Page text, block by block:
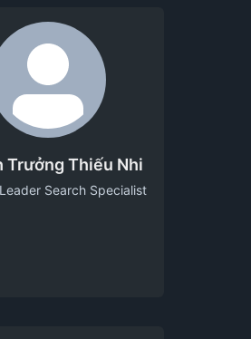
Trưởng Thiếu Nhi
Search Specialist